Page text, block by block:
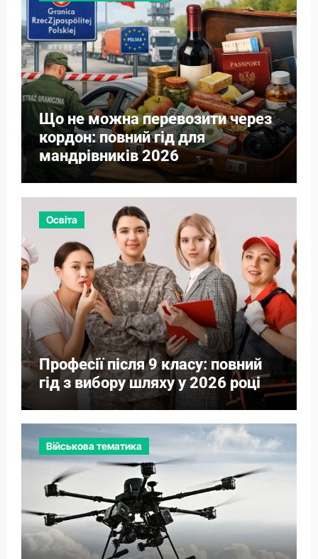
Що не можна перевозити через
кордон: повний гід для
мандрівників 2026
Освіта
Професії після 9 класу: повний
гід з вибору шляху у 2026 році
Військова тематика